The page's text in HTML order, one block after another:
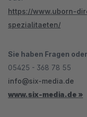
https://www.uborn-
spezialitaeten/
Sie haben Fragen
05425 - 368 78 55
info@six-media.de
www.six-media.de »